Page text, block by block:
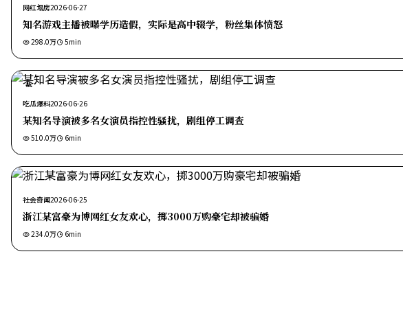
网红塌房2026-06-27
知名游戏主播被曝学历造假，实际是高中辍学，粉丝集体愤怒
298.0万 5min
热
吃瓜爆料2026-06-26
某知名导演被多名女演员指控性骚扰，剧组停工调查
510.0万 6min
社会奇闻2026-06-25
浙江某富豪为博网红女友欢心，掷3000万购豪宅却被骗婚
234.0万 6min